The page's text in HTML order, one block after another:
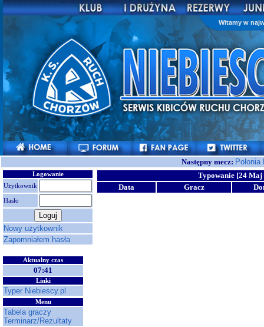
Witamy w
Następny mecz:
Logowanie
Użytkownik
Hasło
Nowy użytkownik
Zapomniałem hasła
Aktualny czas
07:41
Linki
Typer Niebiescy.pl
Menu
Tabela graczy
Terminarz/Rezultaty
Typowanie [24 Maj
Data
Gracz